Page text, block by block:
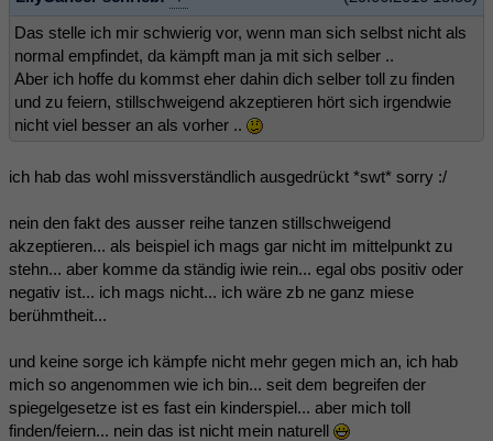
Das stelle ich mir schwierig vor, wenn man sich selbst nicht als
normal empfindet, da kämpft man ja mit sich selber ..
Aber ich hoffe du kommst eher dahin dich selber toll zu finden
und zu feiern, stillschweigend akzeptieren hört sich irgendwie
nicht viel besser an als vorher ..
ich hab das wohl missverständlich ausgedrückt *swt* sorry :/
nein den fakt des ausser reihe tanzen stillschweigend
akzeptieren... als beispiel ich mags gar nicht im mittelpunkt zu
stehn... aber komme da ständig iwie rein... egal obs positiv oder
negativ ist... ich mags nicht... ich wäre zb ne ganz miese
berühmtheit...
und keine sorge ich kämpfe nicht mehr gegen mich an, ich hab
mich so angenommen wie ich bin... seit dem begreifen der
spiegelgesetze ist es fast ein kinderspiel... aber mich toll
finden/feiern... nein das ist nicht mein naturell